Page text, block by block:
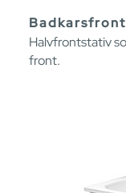
Halvfrontstativ
front.